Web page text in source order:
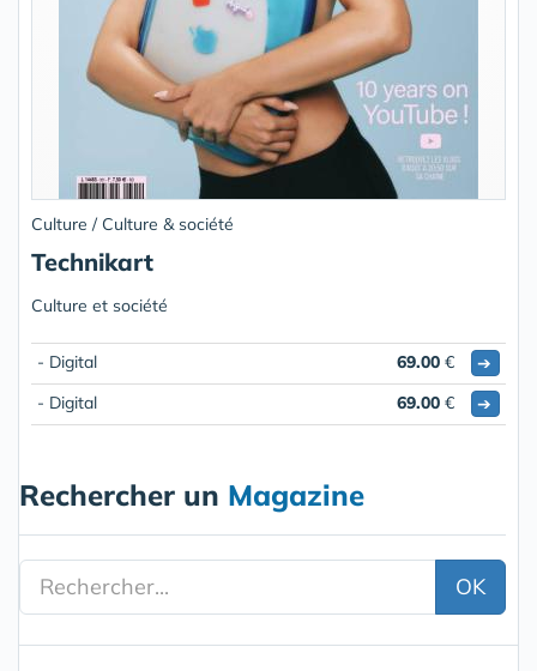
Culture / Culture & société
Technikart
Culture et société
- Digital 69.00 €
➔
- Digital
69.00 € ➔
Rechercher un Magazine
OK